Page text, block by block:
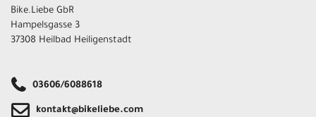
Bike.Liebe GbR
Hampelsgasse 3
37308 Heilbad Heiligenstadt
03606/6088618
kontakt@bikeliebe.com